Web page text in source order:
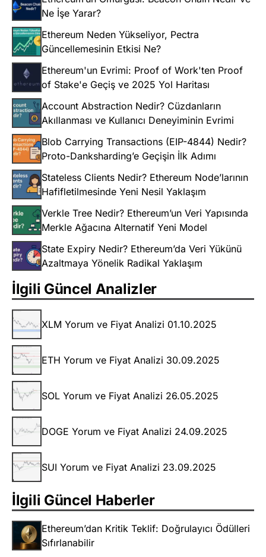
Ne İşe Yarar?
Ethereum Neden Yükseliyor, Pectra
Güncellemesinin Etkisi Ne?
Ethereum'un Evrimi: Proof of Work'ten Proof
of Stake'e Geçiş ve 2025 Yol Haritası
Account Abstraction Nedir? Cüzdanların
Akıllanması ve Kullanıcı Deneyiminin Evrimi
Blob Carrying Transactions (EIP-4844) Nedir?
Proto-Danksharding’e Geçişin İlk Adımı
Stateless Clients Nedir? Ethereum Node’larının
Hafifletilmesinde Yeni Nesil Yaklaşım
Verkle Tree Nedir? Ethereum’un Veri Yapısında
Merkle Ağacına Alternatif Yeni Model
State Expiry Nedir? Ethereum’da Veri Yükünü
Azaltmaya Yönelik Radikal Yaklaşım
İlgili Güncel Analizler
XLM Yorum ve Fiyat Analizi 01.10.2025
ETH Yorum ve Fiyat Analizi 30.09.2025
SOL Yorum ve Fiyat Analizi 26.05.2025
DOGE Yorum ve Fiyat Analizi 24.09.2025
SUI Yorum ve Fiyat Analizi 23.09.2025
İlgili Güncel Haberler
Ethereum’dan Kritik Teklif: Doğrulayıcı Ödülleri
Sıfırlanabilir